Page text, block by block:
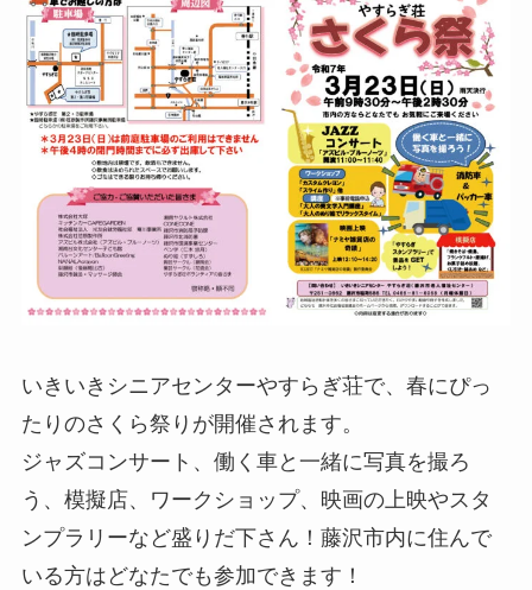
いきいきシニアセンターやすらぎ荘で、春にぴっ
たりのさくら祭りが開催されます。
ジャズコンサート、働く車と一緒に写真を撮ろ
う、模擬店、ワークショップ、映画の上映やスタ
ンプラリーなど盛りだ下さん！藤沢市内に住んで
いる方はどなたでも参加できます！